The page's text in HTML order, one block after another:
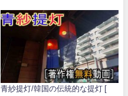
青紗提灯/韓国の伝統的な提灯 [